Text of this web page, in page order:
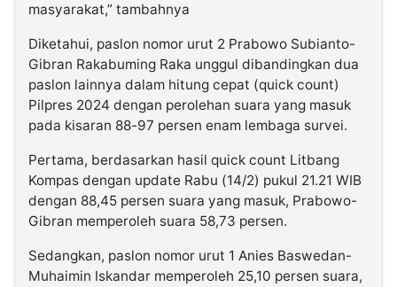
masyarakat,” tambahnya
Diketahui, paslon nomor urut 2 Prabowo Subianto-
Gibran Rakabuming Raka unggul dibandingkan dua
paslon lainnya dalam hitung cepat (quick count)
Pilpres 2024 dengan perolehan suara yang masuk
pada kisaran 88-97 persen enam lembaga survei.
Pertama, berdasarkan hasil quick count Litbang
Kompas dengan update Rabu (14/2) pukul 21.21 WIB
dengan 88,45 persen suara yang masuk, Prabowo-
Gibran memperoleh suara 58,73 persen.
Sedangkan, paslon nomor urut 1 Anies Baswedan-
Muhaimin Iskandar memperoleh 25,10 persen suara,